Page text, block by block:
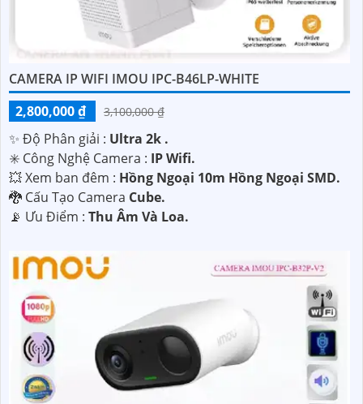
CAMERA IP WIFI IMOU IPC-B46LP-WHITE
2,800,000 ₫
3,100,000 ₫
✨ Độ Phân giải : Ultra 2k .
✳️ Công Nghệ Camera : IP Wifi.
💥 Xem ban đêm : Hồng Ngoại 10m Hồng Ngoại SMD.
🐉️ Cấu Tạo Camera Cube.
️📡 Ưu Điểm : Thu Âm Và Loa.